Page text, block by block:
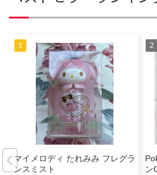
マイメロディ たれみみ フレグラ
ンスミスト
ン